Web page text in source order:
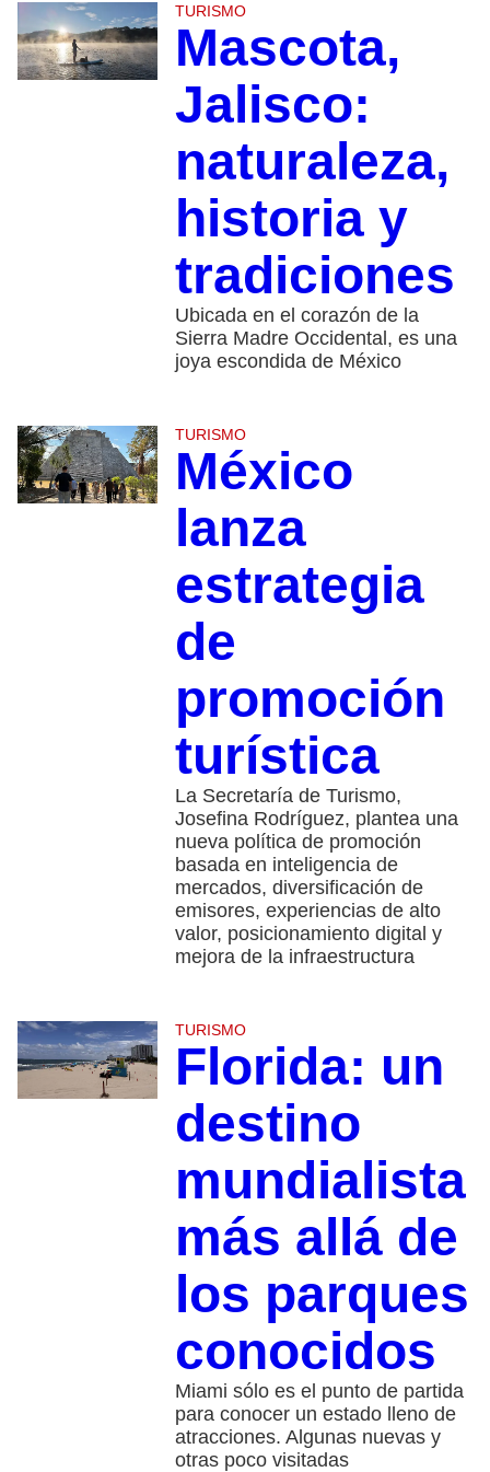
TURISMO
Mascota,
Jalisco:
naturaleza,
historia y
tradiciones
Ubicada en el corazón de la
Sierra Madre Occidental, es una
joya escondida de México
TURISMO
México
lanza
estrategia
de
promoción
turística
La Secretaría de Turismo,
Josefina Rodríguez, plantea una
nueva política de promoción
basada en inteligencia de
mercados, diversificación de
emisores, experiencias de alto
valor, posicionamiento digital y
mejora de la infraestructura
TURISMO
Florida: un
destino
mundialista
más allá de
los parques
conocidos
Miami sólo es el punto de partida
para conocer un estado lleno de
atracciones. Algunas nuevas y
otras poco visitadas